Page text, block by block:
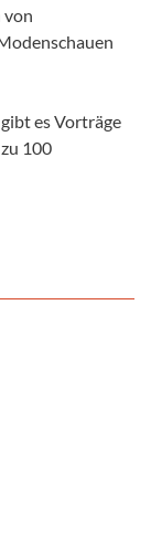
von
es Vorträge
100